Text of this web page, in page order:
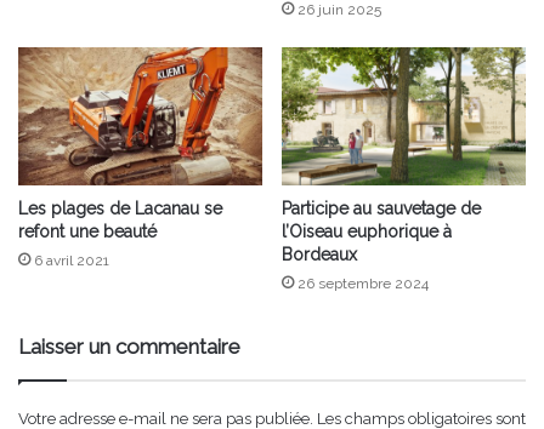
26 juin 2025
Les plages de Lacanau se
refont une beauté
6 avril 2021
Participe au sauvetage de
l’Oiseau euphorique à
Bordeaux
26 septembre 2024
Laisser un commentaire
Votre adresse e-mail ne sera pas publiée. Les champs obligatoires sont